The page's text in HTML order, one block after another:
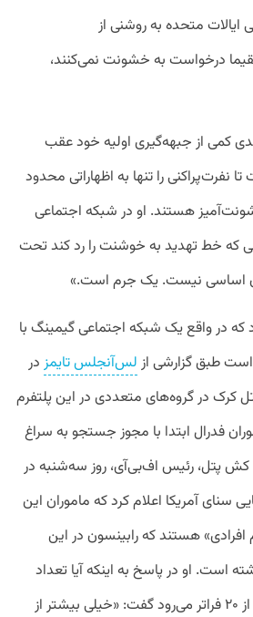
متحده به روشنی از
درخواست به خشونت نمی‌کنند،
کمی از جبهه‌گیری اولیه خود عقب
را تنها به اظهاراتی محدود
هستند. او در شبکه اجتماعی
که خط تهدید به خوشنت را رد کند تحت
اساسی نیست. یک جرم است.»
که در واقع یک شبکه اجتماعی گیمینگ با
لس‌آنجلس تایمز در
کرک در گروه‌های متعددی در این پلتفرم
فدرال ابتدا با مجوز جستجو به سراغ
کش پتل، رئیس اف‌بی‌آی، روز سه‌شنبه در
سنای آمریکا اعلام کرد که ماموران این
هستند که رابینسون در این
است. او در پاسخ به اینکه آیا تعداد
کاربران هدف این تفحص از ۲۰ فراتر می‌رود گفت: «خیلی بیشتر از